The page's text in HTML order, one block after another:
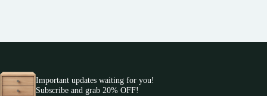
Important updates waiting for you!
Subscribe and grab 20% OFF!